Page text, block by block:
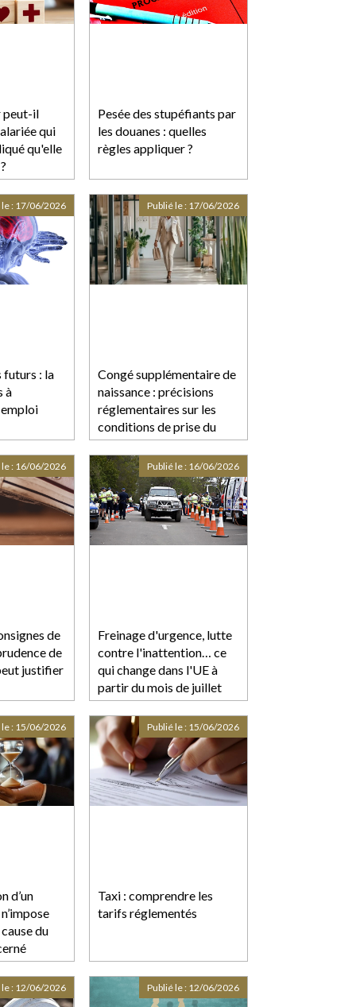
peut-il
qui
qu'elle
Pesée des stupéfiants par
les douanes : quelles
règles appliquer ?
futurs : la
à
: 17/06/2026
Congé supplémentaire de
naissance : précisions
réglementaires sur les
conditions de prise du
congé
Publié le : 17/06/2026
de
de
justifier
!
: 16/06/2026
Freinage d'urgence, lutte
contre l'inattention… ce
qui change dans l'UE à
partir du mois de juillet
pour renforcer la sécurité
au volant
Publié le : 16/06/2026
d’un
du
: 15/06/2026
Taxi : comprendre les
tarifs réglementés
Publié le : 15/06/2026
: 12/06/2026 Publié le : 12/06/2026